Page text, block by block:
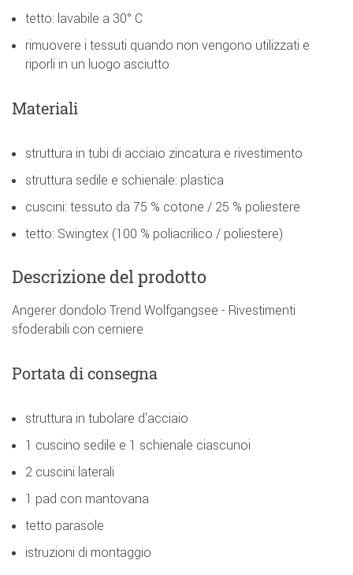
tetto: lavabile a 30° C
rimuovere i tessuti quando non vengono utilizzati e
riporli in un luogo asciutto
Materiali
struttura in tubi di acciaio zincatura e rivestimento
struttura sedile e schienale: plastica
cuscini: tessuto da 75 % cotone / 25 % poliestere
tetto: Swingtex (100 % poliacrilico / poliestere)
Descrizione del prodotto
Angerer dondolo Trend Wolfgangsee - Rivestimenti
sfoderabili con cerniere
Portata di consegna
struttura in tubolare d'acciaio
1 cuscino sedile e 1 schienale ciascunoi
2 cuscini laterali
1 pad con mantovana
tetto parasole
istruzioni di montaggio